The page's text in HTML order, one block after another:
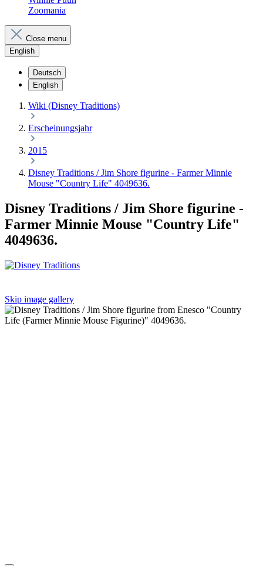
Zoomania
Close menu
English
Deutsch
English
Wiki (Disney Traditions)
Erscheinungsjahr
2015
Disney Traditions / Jim Shore figurine - Farmer Minnie
Mouse "Country Life" 4049636.
Disney Traditions / Jim Shore figurine -
Farmer Minnie Mouse "Country Life"
4049636.
Skip image gallery